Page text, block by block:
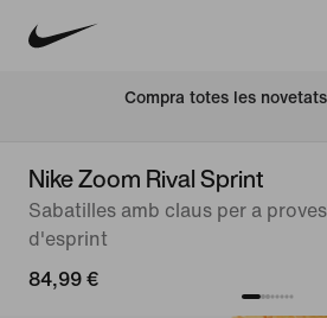
Compra totes les novetats
Nike Zoom Rival Sprint
Sabatilles amb claus per a
d'esprint
84,99 €